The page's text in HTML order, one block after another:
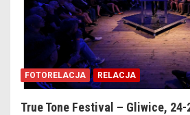
FOTORELACJA RELACJA
True Tone Festival – Gliwice,